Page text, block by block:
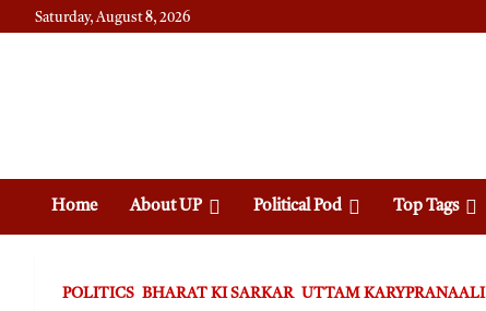
Saturday, August 8, 2026
Home About UP Political Pod Top Tags
POLITICS BHARAT KI SARKAR UTTAM KARYPRANAALI